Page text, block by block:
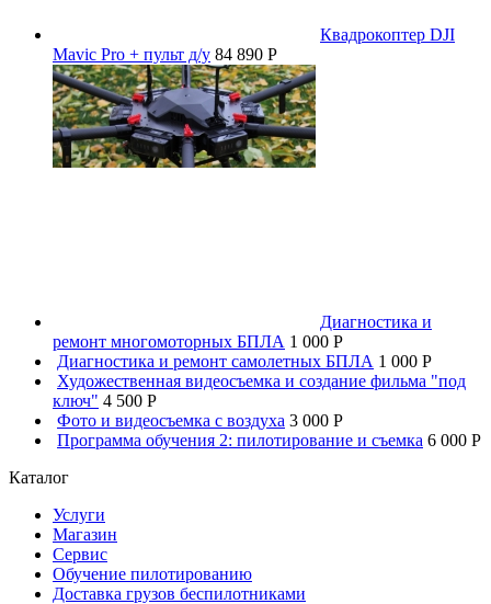
Квадрокоптер DJI
Mavic Pro + пульт д/у 84 890 P
Диагностика и
ремонт многомоторных БПЛА 1 000 P
Диагностика и ремонт самолетных БПЛА 1 000 P
Художественная видеосъемка и создание фильма "под
ключ" 4 500 P
Фото и видеосъемка с воздуха 3 000 P
Программа обучения 2: пилотирование и съемка 6 000 P
Каталог
Услуги
Магазин
Сервис
Обучение пилотированию
Доставка грузов беспилотниками